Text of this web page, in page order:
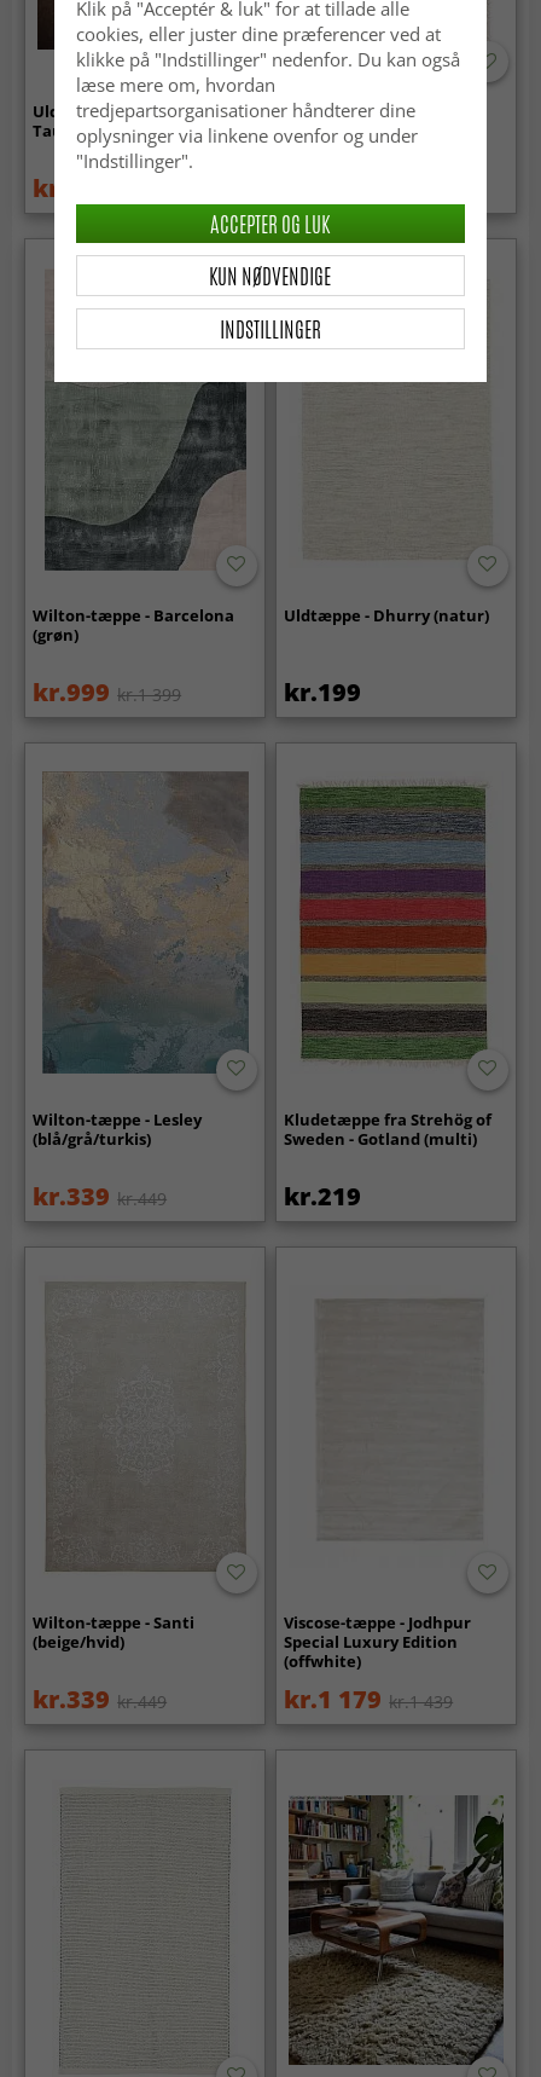
Uldtæppe - Hamilton (Deep
Taupe)
kr.669
Ryatæpper - Monti
(offwhite)
Wilton-tæppe - Barcelona
(grøn)
kr.999 kr.1 399
Uldtæppe - Dhurry (natur)
kr.199
Wilton-tæppe - Lesley
(blå/grå/turkis)
kr.339 kr.449
Kludetæppe fra Strehög of
Sweden - Gotland (multi)
kr.219
Wilton-tæppe - Santi
(beige/hvid)
kr.339 kr.449
Viscose-tæppe - Jodhpur
Special Luxury Edition
(offwhite)
kr.1 179 kr.1 439
Klik på "Acceptér & luk" for at tillade alle
cookies, eller juster dine præferencer ved at
klikke på "Indstillinger" nedenfor. Du kan også
læse mere om, hvordan
tredjepartsorganisationer håndterer dine
oplysninger via linkene ovenfor og under
"Indstillinger".
INDSTILLINGER
KUN NØDVENDIGE
ACCEPTER OG LUK